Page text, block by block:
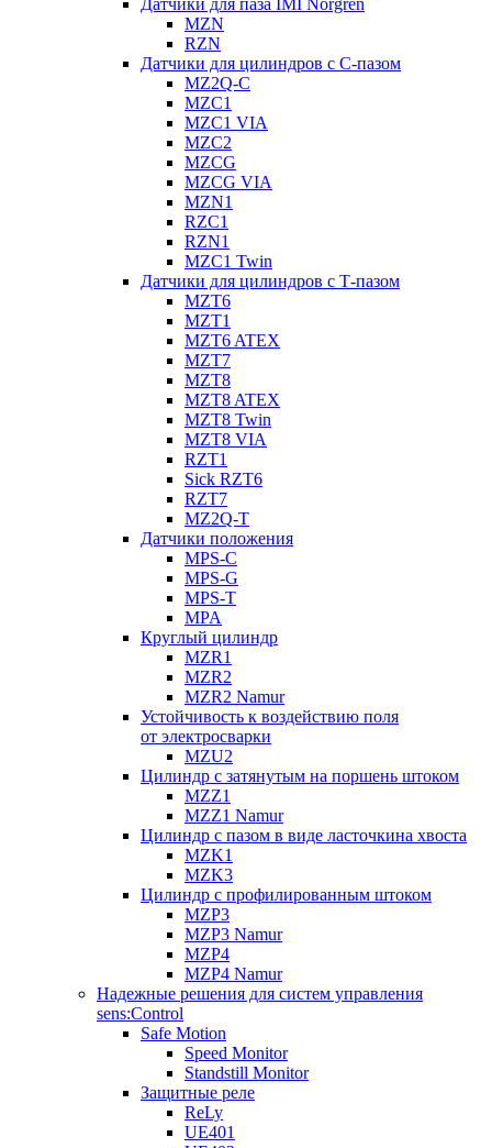
Датчики для паза IMI Norgren
MZN
RZN
Датчики для цилиндров с С-пазом
MZ2Q-C
MZC1
MZC1 VIA
MZC2
MZCG
MZCG VIA
MZN1
RZC1
RZN1
MZC1 Twin
Датчики для цилиндров с Т-пазом
MZT6
MZT1
MZT6 ATEX
MZT7
MZT8
MZT8 ATEX
MZT8 Twin
MZT8 VIA
RZT1
Sick RZT6
RZT7
MZ2Q-T
Датчики положения
MPS-C
MPS-G
MPS-T
MPA
Круглый цилиндр
MZR1
MZR2
MZR2 Namur
Устойчивость к воздействию поля
от электросварки
MZU2
Цилиндр с затянутым на поршень штоком
MZZ1
MZZ1 Namur
Цилиндр с пазом в виде ласточкина хвоста
MZK1
MZK3
Цилиндр с профилированным штоком
MZP3
MZP3 Namur
MZP4
MZP4 Namur
Надежные решения для систем управления
sens:Control
Safe Motion
Speed Monitor
Standstill Monitor
Защитные реле
ReLy
UE401